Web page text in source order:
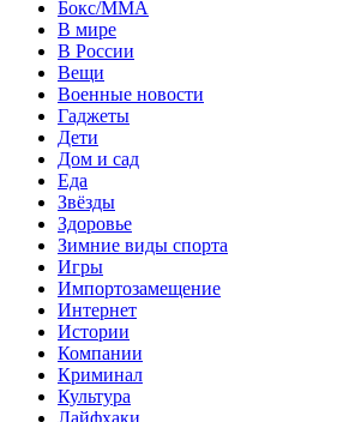
Бокс/MMA
В мире
В России
Вещи
Военные новости
Гаджеты
Дети
Дом и сад
Еда
Звёзды
Здоровье
Зимние виды спорта
Игры
Импортозамещение
Интернет
Истории
Компании
Криминал
Культура
Лайфхаки